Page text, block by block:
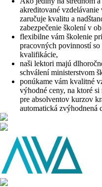
akreditované
zaručuje kvalitu a
zabezpečenie školení v
flexibilne vám školenie
pracovných povinností
kvalifikácie,
naši lektori majú
schválení ministerstvom
ponúkame vám kvalitné
výhodné ceny, na ktoré
pre absolventov kurzov
automatická zvýhodnená